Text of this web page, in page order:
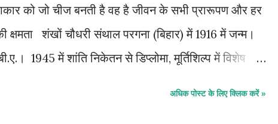
को जो चीज बनती है वह है जीवन के सभी प्रारूपण और हर
शंखों चौधरी संथाल परगना (बिहार) में 1916 में जन्म।
1945 में शांति निकेतन से डिप्लोमा, मूर्तिशिल्प में विशेष
अधिक पोस्ट के लिए क्लिक करें »